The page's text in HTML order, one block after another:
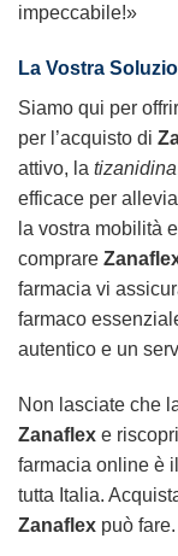
impeccabile!»
La Vostra
Siamo qui per
per l’acquisto di
attivo, la tizanidina
efficace per
la vostra mobilità
comprare
farmacia vi
farmaco
autentico e un
Non lasciate che
Zanaflex e
farmacia online è
tutta Italia.
Zanaflex può fare.